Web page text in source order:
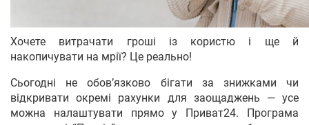
Хочете витрачати гроші із користю і ще й
накопичувати на мрії? Це реально!
Сьогодні не обов’язково бігати за знижками чи
відкривати окремі рахунки для заощаджень — усе
можна налаштувати прямо у Приват24. Програма